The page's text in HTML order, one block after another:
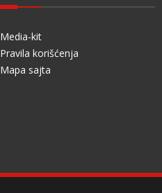
Media-kit
Pravila korišćenja
Mapa sajta